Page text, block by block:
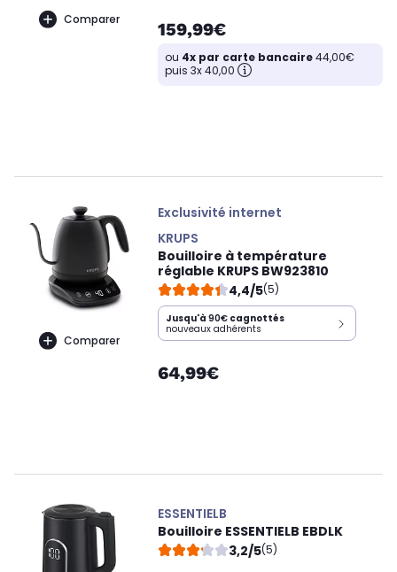
Comparer 159,99€
ou 4x par carte bancaire44,00€
puis 3x 40,00
Comparer
Exclusivité internet
KRUPS
Bouilloire à température
réglable KRUPS BW923810
4,4/5(5)
Jusqu'à 90€ cagnottés
nouveaux adhérents
64,99€
ESSENTIELB
Bouilloire ESSENTIELB EBDLK
3,2/5(5)